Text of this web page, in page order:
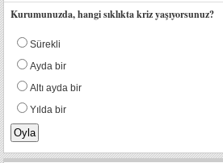
Kurumunuzda, hangi sıklıkta kriz yaşıyorsunuz?
Sürekli
Ayda bir
Altı ayda bir
Yılda bir